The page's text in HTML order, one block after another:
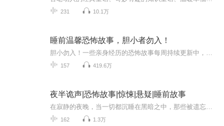
231 10.1万
睡前温馨恐怖故事，胆小者勿入！
157 419.6万
夜半诡声|恐怖故事|惊悚|悬疑|睡前故事
162 1.3万